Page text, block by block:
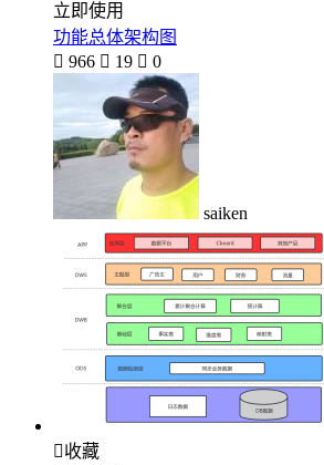
立即使用
功能总体架构图
 966  19  0
saiken
收藏